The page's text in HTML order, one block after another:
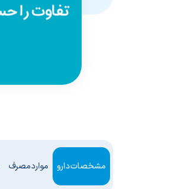
مشخصات دارو موارد مصرف